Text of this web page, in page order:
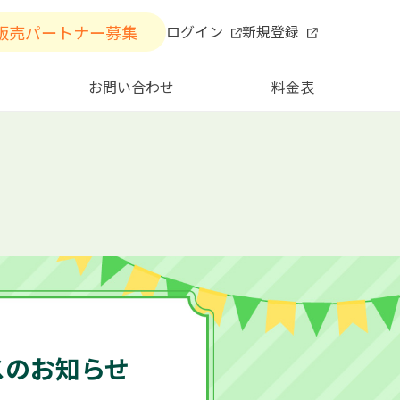
売パートナー募集 ログイン 新規登録
お問い合わせ 料金表
お知らせ